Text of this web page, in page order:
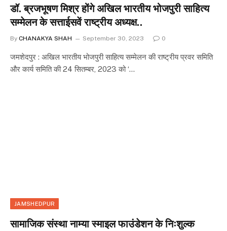
डॉ. ब्रजभूषण मिश्र होंगे अखिल भारतीय भोजपुरी साहित्य
सम्मेलन के सत्ताईसवें राष्ट्रीय अध्यक्ष..
By CHANAKYA SHAH September 30, 2023 0
जमशेदपुर : अखिल भारतीय भोजपुरी साहित्य सम्मेलन की राष्ट्रीय प्रवर समिति
और कार्य समिति की 24 सितम्बर, 2023 को ‘…
JAMSHEDPUR
सामाजिक संस्था नाम्या स्माइल फाउंडेशन के निःशुल्क